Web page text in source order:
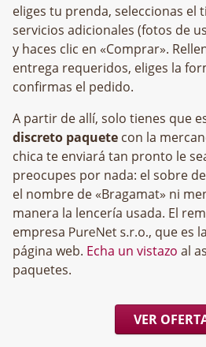
eliges tu prenda, seleccionas el
servicios adicionales (fotos de
y haces clic en «Comprar».
entrega requeridos, eliges la
confirmas el pedido.
A partir de allí, solo tienes que
discreto paquete con la
chica te enviará tan pronto le
preocupes por nada: el sobre
el nombre de «Bragamat» ni
manera la lencería usada. El
empresa
, que es
página web. Echa un vistazo al
paquetes.
VER